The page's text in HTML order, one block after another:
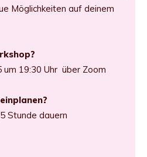
Möglichkeiten auf deinem
19:30 Uhr über Zoom
Stunde dauern